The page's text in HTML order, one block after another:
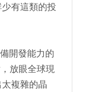
有這類的投
開發能力的
放眼全球現
複雜的晶